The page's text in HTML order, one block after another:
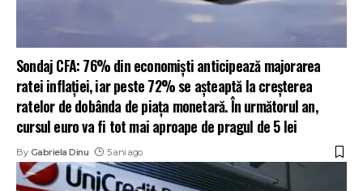
Sondaj CFA: 76% din economiști anticipează majorarea
ratei inflației, iar peste 72% se așteaptă la creșterea
ratelor de dobânda de piața monetară. În următorul an,
cursul euro va fi tot mai aproape de pragul de 5 lei
By Gabriela Dinu 5 ani ago